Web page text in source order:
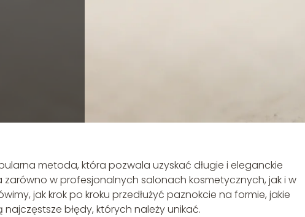
metoda, która pozwala uzyskać długie i eleganckie
w profesjonalnych salonach kosmetycznych, jak i w
jak krok po kroku przedłużyć paznokcie na formie, jakie
błędy, których należy unikać.